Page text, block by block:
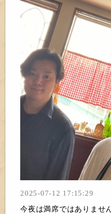
2025-07-12 17:15:29
今夜は満席ではありませ